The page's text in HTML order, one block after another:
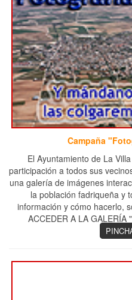
Campaña
El Ayuntamiento de La
participación a todos sus
una galería de imágenes
la población fadriqueña y
información y cómo hacerlo,
ACCEDER A LA GALERÍA